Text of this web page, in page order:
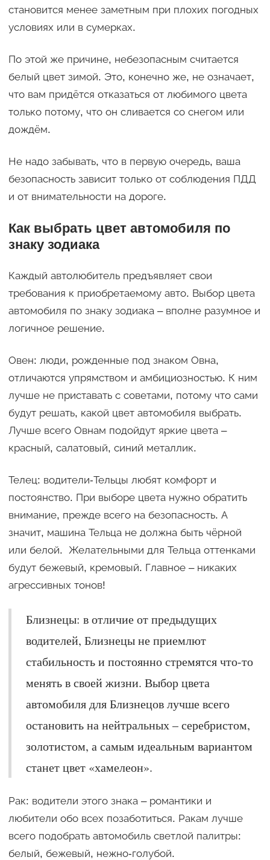
становится менее заметным при плохих погодных
условиях или в сумерках.
По этой же причине, небезопасным считается
белый цвет зимой. Это, конечно же, не означает,
что вам придётся отказаться от любимого цвета
только потому, что он сливается со снегом или
дождём.
Не надо забывать, что в первую очередь, ваша
безопасность зависит только от соблюдения ПДД
и от внимательности на дороге.
Как выбрать цвет автомобиля по
знаку зодиака
Каждый автолюбитель предъявляет свои
требования к приобретаемому авто. Выбор цвета
автомобиля по знаку зодиака – вполне разумное и
логичное решение.
Овен: люди, рожденные под знаком Овна,
отличаются упрямством и амбициозностью. К ним
лучше не приставать с советами, потому что сами
будут решать, какой цвет автомобиля выбрать.
Лучше всего Овнам подойдут яркие цвета –
красный, салатовый, синий металлик.
Телец: водители-Тельцы любят комфорт и
постоянство. При выборе цвета нужно обратить
внимание, прежде всего на безопасность. А
значит, машина Тельца не должна быть чёрной
или белой. Желательными для Тельца оттенками
будут бежевый, кремовый. Главное – никаких
агрессивных тонов!
Близнецы: в отличие от предыдущих
водителей, Близнецы не приемлют
стабильность и постоянно стремятся что-то
менять в своей жизни. Выбор цвета
автомобиля для Близнецов лучше всего
остановить на нейтральных – серебристом,
золотистом, а самым идеальным вариантом
станет цвет «хамелеон».
Рак: водители этого знака – романтики и
любители обо всех позаботиться. Ракам лучше
всего подобрать автомобиль светлой палитры:
белый, бежевый, нежно-голубой.